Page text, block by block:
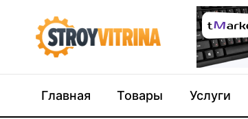
Главная Товары Услуги